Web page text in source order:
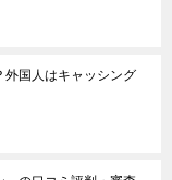
外国人はキャッシング